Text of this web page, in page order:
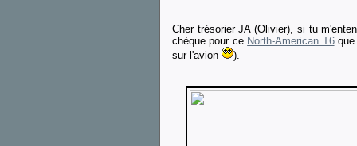
Cher trésorier JA (Olivier), si tu
chèque pour ce North-American T6que
sur l'avion
).